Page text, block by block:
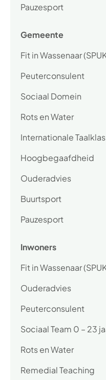
Pauzesport
Gemeente
Fit in Wassenaar
Peuterconsulent
Sociaal Domein
Rots en Water
Internationale Taalklas
Hoogbegaafdheid
Ouderadvies
Buurtsport
Pauzesport
Inwoners
Fit in Wassenaar
Ouderadvies
Peuterconsulent
Sociaal Team 0 – 23
Rots en Water
Remedial Teaching